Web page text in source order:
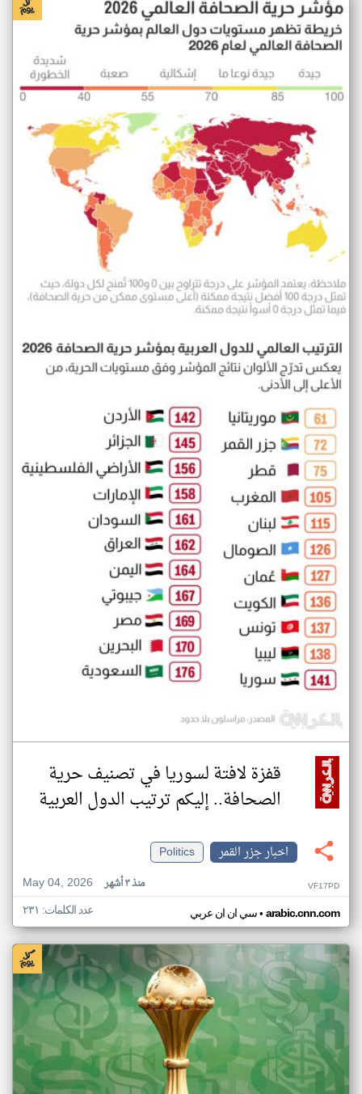
قفزة لافتة لسوريا في تصنيف حرية
الصحافة.. إليكم ترتيب الدول العربية
اخبار جزر القمر
Politics
May 04, 2026
منذ ٣ أشهر VF17PD
سي ان ان عربي• arabic.cnn.com عدد الكلمات: ٢٣١